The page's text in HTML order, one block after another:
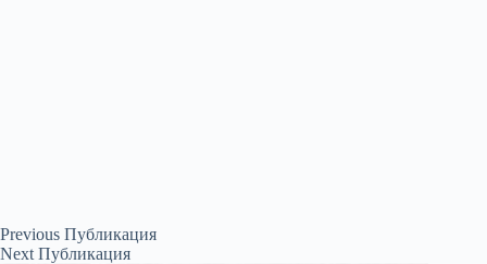
Previous Публикация
Next Публикация